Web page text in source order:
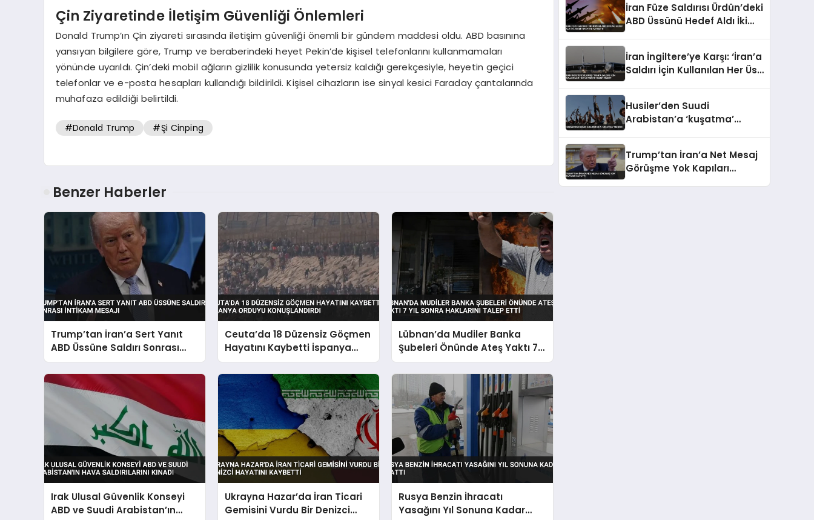
Çin Ziyaretinde İletişim Güvenliği Önlemleri
Donald Trump’ın Çin ziyareti sırasında iletişim güvenliği önemli bir gündem maddesi oldu. ABD basınına
yansıyan bilgilere göre, Trump ve beraberindeki heyet Pekin’de kişisel telefonlarını kullanmamaları
yönünde uyarıldı. Çin’deki mobil ağların gizlilik konusunda yetersiz kaldığı gerekçesiyle, heyetin geçici
telefonlar ve e-posta hesapları kullandığı bildirildi. Kişisel cihazların ise sinyal kesici Faraday çantalarında
muhafaza edildiği belirtildi.
#Donald Trump #Şi Cinping
Benzer Haberler
Trump’tan İran’a Sert Yanıt
ABD Üssüne Saldırı Sonrası
İntikam Mesajı
Ceuta’da 18 Düzensiz Göçmen
Hayatını Kaybetti İspanya
Orduyu Konuşlandırdı
Lübnan’da Mudiler Banka
Şubeleri Önünde Ateş Yaktı 7
Yıl Sonra Haklarını Talep Etti
Irak Ulusal Güvenlik Konseyi
ABD ve Suudi Arabistan’ın
Ukrayna Hazar’da İran Ticari
Gemisini Vurdu Bir Denizci
Rusya Benzin İhracatı
Yasağını Yıl Sonuna Kadar
İran Füze Saldırısı Ürdün’deki
ABD Üssünü Hedef Aldı İki
İran İngiltere’ye Karşı: ‘İran’a
Saldırı İçin Kullanılan Her Üs
Husiler’den Suudi
Arabistan’a ‘kuşatma’
Trump’tan İran’a Net Mesaj
Görüşme Yok Kapıları